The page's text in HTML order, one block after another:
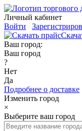
Личный кабинет
Войти
Ваш город:
Ваш город
?
Нет
Да
Подробнее о доставке
Изменить город
×
Выберите ваш город